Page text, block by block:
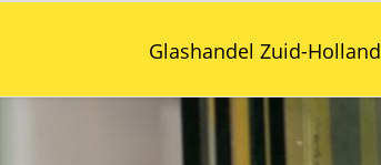
Glashandel Zuid-Holland